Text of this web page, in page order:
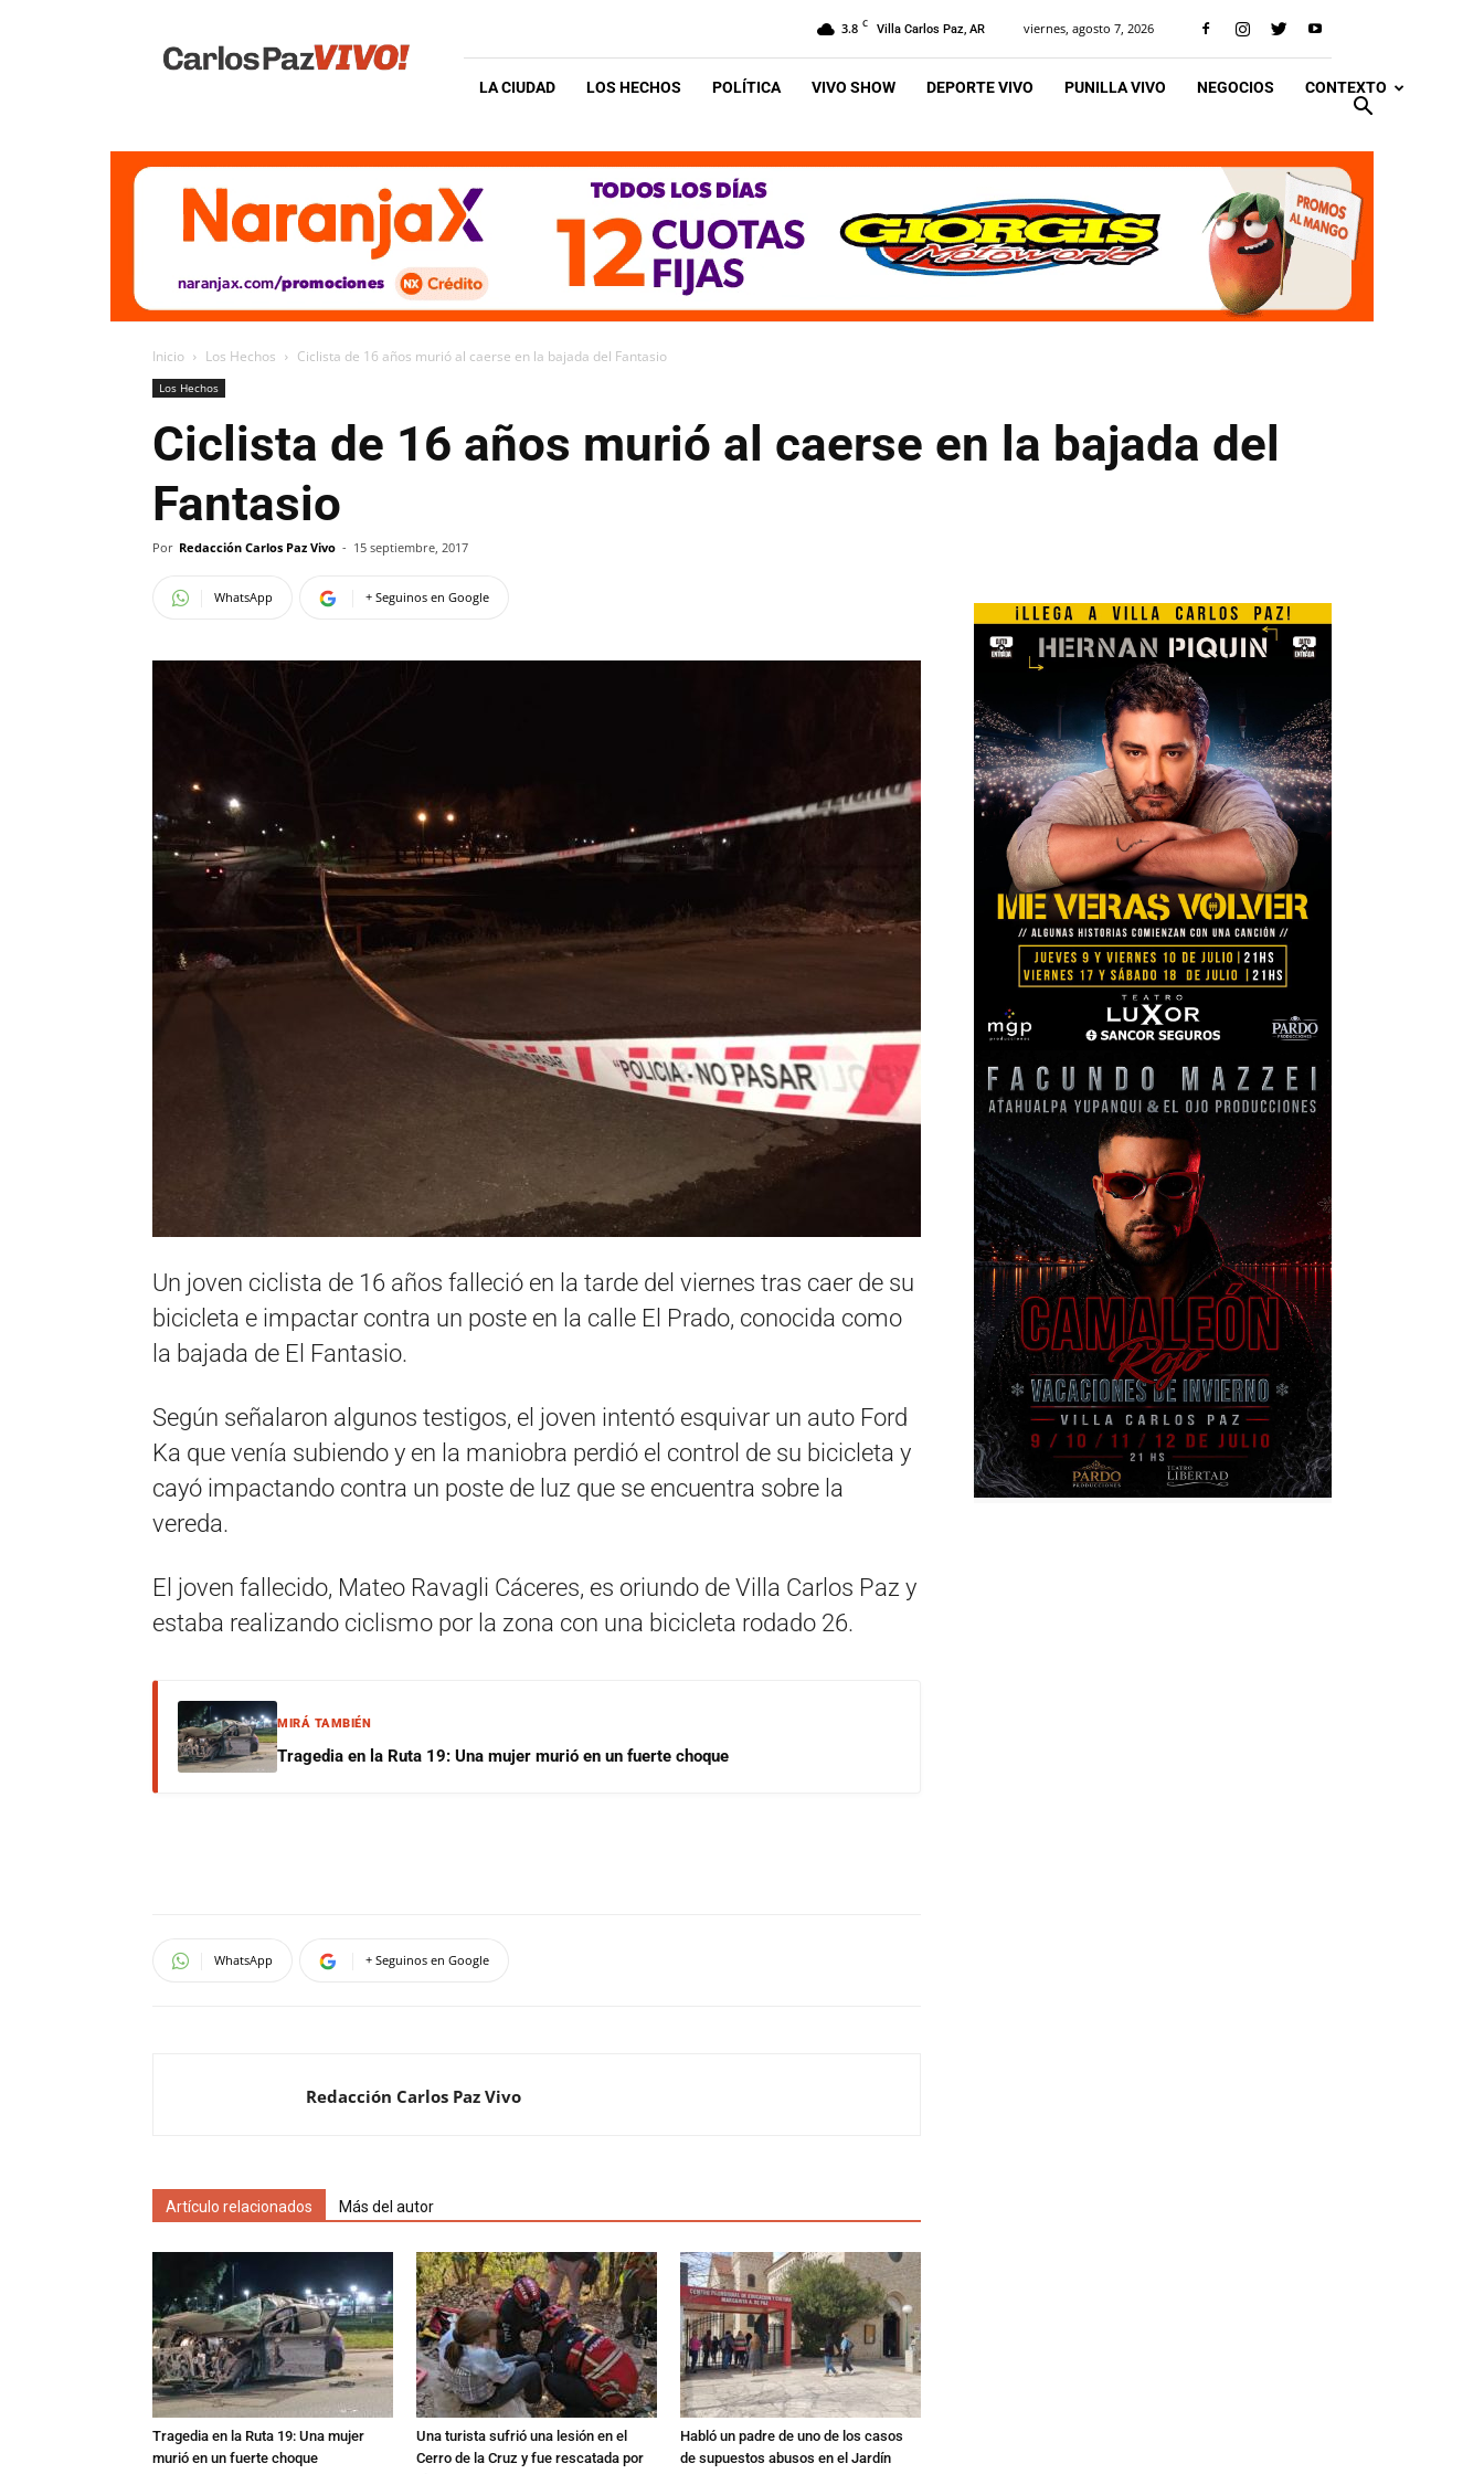
Vivo
3.8 C Villa Carlos Paz, AR viernes, agosto 7, 2026
LA CIUDAD LOS HECHOS POLÍTICA VIVO SHOW DEPORTE VIVO PUNILLA VIVO NEGOCIOS CONTEXTO
Inicio Los Hechos Ciclista de 16 años murió al caerse en la bajada del Fantasio
Los Hechos
Ciclista de 16 años murió al caerse en la bajada del
Fantasio
Por Redacción Carlos Paz Vivo - 15 septiembre, 2017
WhatsApp + Seguinos en Google
Un joven ciclista de 16 años falleció en la tarde del viernes tras caer de su
bicicleta e impactar contra un poste en la calle El Prado, conocida como
la bajada de El Fantasio.
Según señalaron algunos testigos, el joven intentó esquivar un auto Ford
Ka que venía subiendo y en la maniobra perdió el control de su bicicleta y
cayó impactando contra un poste de luz que se encuentra sobre la
vereda.
El joven fallecido, Mateo Ravagli Cáceres, es oriundo de Villa Carlos Paz y
estaba realizando ciclismo por la zona con una bicicleta rodado 26.
MIRÁ TAMBIÉN
Tragedia en la Ruta 19: Una mujer murió en un fuerte choque
WhatsApp + Seguinos en Google
Redacción Carlos Paz Vivo
Artículo relacionados Más del autor
Tragedia en la Ruta 19: Una mujer
murió en un fuerte choque
Una turista sufrió una lesión en el
Cerro de la Cruz y fue rescatada por
Habló un padre de uno de los casos
de supuestos abusos en el Jardín